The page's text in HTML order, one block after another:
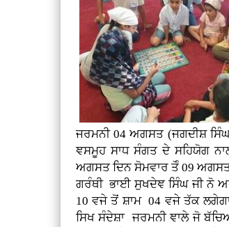
ਜਰਮਨੀ04 ਅਗਸਤ (ਜਗਦੀਸ਼
ਞਸਮੂਹ ਸਾਧ ਸੰਗਤ ਦੇ ਸਹਿਯੋਗ
ਅਗਸਤ ਦਿਨ ਸੋਮਵਾਰ ਤੋੰ 09
ਗਰੰਥੀ ਭਾਈ ਸੁਖਦੇਞ ਸਿੰਘ ਜੀ ਨੋ
10 ਵਜੇ ਤੋਂ ਸ਼ਾਮ 04 ਵਜੇ ਤੱਕ
ਸਿਖ ਸੰਦੇਸ਼ਾ ਜਰਮਨੀ ਞਾਲੇ ਜੋ